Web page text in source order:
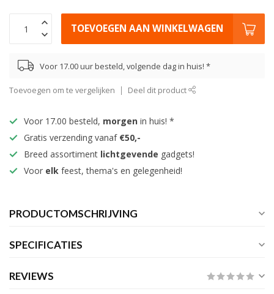
TOEVOEGEN AAN WINKELWAGEN
Voor 17.00 uur besteld, volgende dag in huis! *
Toevoegen om te vergelijken Deel dit product
Voor 17.00 besteld, morgen in huis! *
Gratis verzending vanaf €50,-
Breed assortiment lichtgevende gadgets!
Voor elk feest, thema's en gelegenheid!
PRODUCTOMSCHRIJVING
SPECIFICATIES
REVIEWS